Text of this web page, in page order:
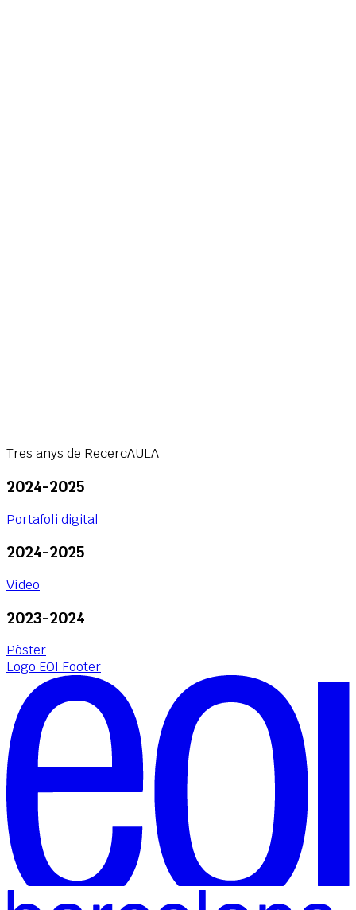
Tres anys de RecercAULA
2024-2025
Portafoli digital
2024-2025
Vídeo
2023-2024
Pòster
Logo EOI Footer